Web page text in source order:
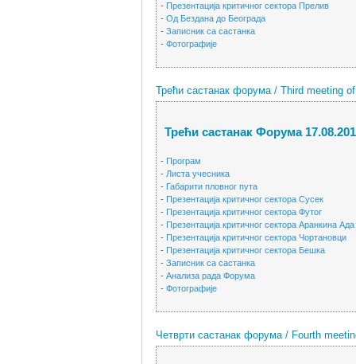
- Презентација критичног сектора Прелив
-Од Бездана до Београда
-Записник са састанка
-Фотографије
Трећи састанак форума / Third meeting
Трећи састанак Форума
- Програм
- Листа учесника
- Габарити пловног пута
- Презентација критичног сектора Сусек
- Презентација критичног сектора Футог
- Презентација критичног сектора Аранкина Ада
- Презентација критичног сектора Чортановци
- Презентација критичног сектора Бешка
-Записник са састанка
-Анализа рада Форума
-Фотографије
Четврти састанак форума / Fourth